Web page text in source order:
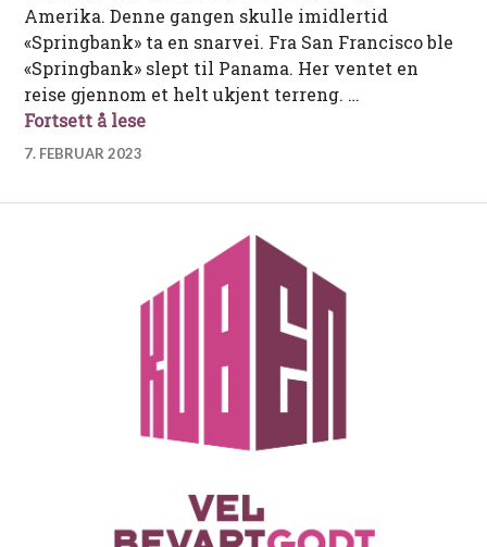
Amerika. Denne gangen skulle imidlertid
«Springbank» ta en snarvei. Fra San Francisco ble
«Springbank» slept til Panama. Her ventet en
reise gjennom et helt ukjent terreng. …
Fortsett å leseBark «Springbank» av Tvedestrand –
7. FEBRUAR 2023